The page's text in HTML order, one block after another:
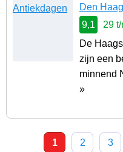
Den Haag
9,1
29
De
zijn een
minnend
»
1 2 3